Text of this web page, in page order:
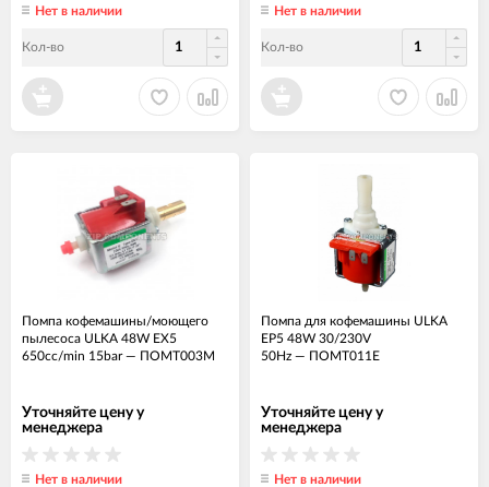
Нет в наличии
Кол-во
Нет в наличии
Кол-во
Помпа кофемашины/моющего
пылесоса ULKA 48W EX5
650cc/min 15bar — ПОМТ003М
Уточняйте цену у
менеджера
Нет в наличии
Помпа для кофемашины ULKA
EP5 48W 30/230V
50Hz — ПОМТ011Е
Уточняйте цену у
менеджера
Нет в наличии